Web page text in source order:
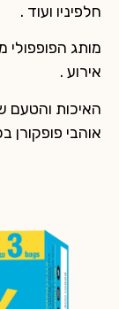
חלפיניו ועוד .
מותג הפופפולי
אירוע .
האיכות והטעם
אוהבי פופקורן